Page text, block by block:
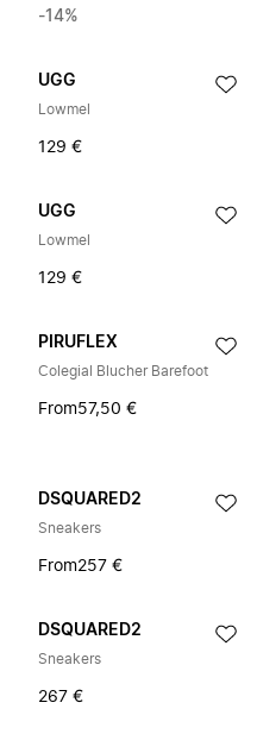
-14%
UGG
Lowmel
129 €
UGG
Lowmel
129 €
PIRUFLEX
Colegial Blucher Barefoot
From57,50 €
DSQUARED2
Sneakers
From257 €
DSQUARED2
Sneakers
267 €